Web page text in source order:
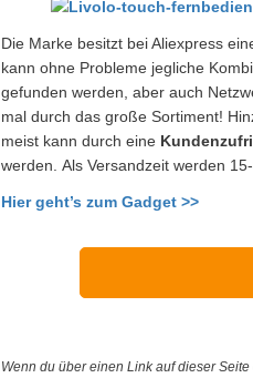
Die Marke besitzt bei Aliexpress
kann ohne Probleme jegliche
gefunden werden, aber auch
mal durch das große Sortiment!
meist kann durch eine
werden. Als Versandzeit werden
Hier geht’s zum Gadget >>
Wenn du über einen Link auf dieser